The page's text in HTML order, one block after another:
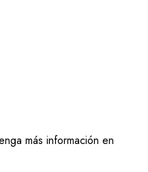
más información en